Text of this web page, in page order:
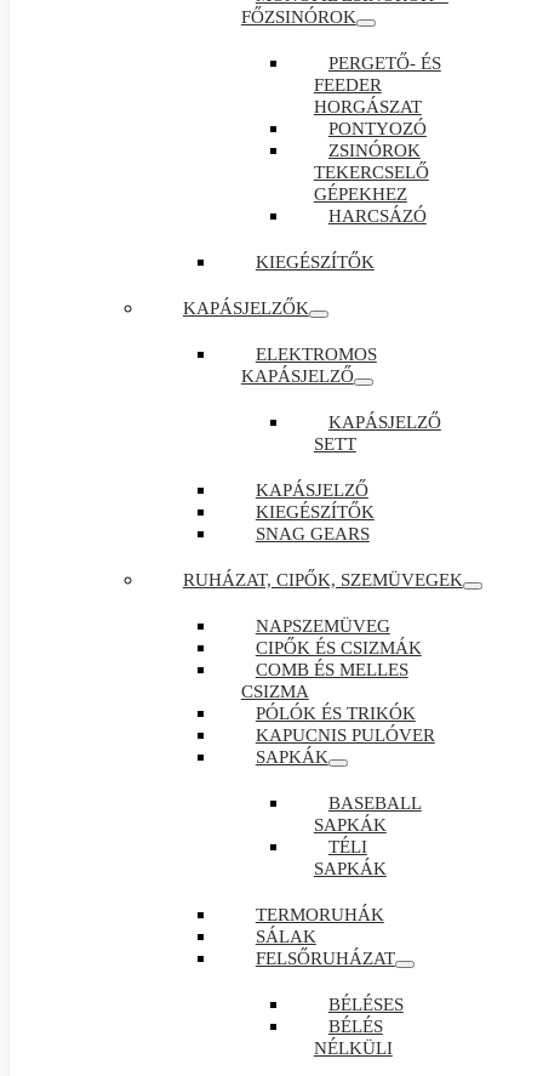
FŐZSINÓROK
PERGETŐ- ÉS
FEEDER
HORGÁSZAT
PONTYOZÓ
ZSINÓROK
TEKERCSELŐ
GÉPEKHEZ
HARCSÁZÓ
KIEGÉSZÍTŐK
KAPÁSJELZŐK
ELEKTROMOS
KAPÁSJELZŐ
KAPÁSJELZŐ
SETT
KAPÁSJELZŐ
KIEGÉSZÍTŐK
SNAG GEARS
RUHÁZAT, CIPŐK, SZEMÜVEGEK
NAPSZEMÜVEG
CIPŐK ÉS CSIZMÁK
COMB ÉS MELLES
CSIZMA
PÓLÓK ÉS TRIKÓK
KAPUCNIS PULÓVER
SAPKÁK
BASEBALL
SAPKÁK
TÉLI
SAPKÁK
TERMORUHÁK
SÁLAK
FELSŐRUHÁZAT
BÉLÉSES
BÉLÉS
NÉLKÜLI